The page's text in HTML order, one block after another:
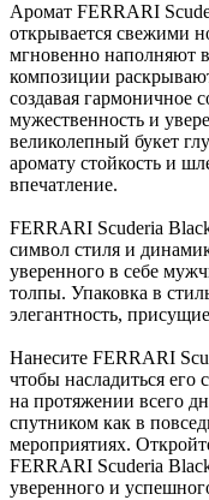
Аромат FERRARI
открывается свежими
мгновенно наполняют
композиции
создавая гармоничное
мужественность и
великолепный букет
аромату стойкость и
впечатление.
FERRARI Scuderia
символ стиля и
уверенного в себе
толпы. Упаковка в
элегантность,
Нанесите FERRARI
чтобы насладиться
на протяжении всего
спутником как в
мероприятиях.
FERRARI Scuderia
уверенного и